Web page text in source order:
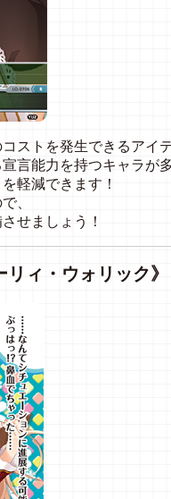
ストを発生できるアイ
言能力を持つキャラが
軽減できます！
、
せましょう！
ィ・ウォリック》